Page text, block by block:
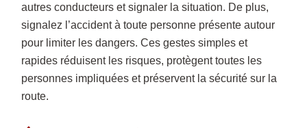
autres conducteurs et signaler la situation. De plus,
signalez l’accident à toute personne présente autour
pour limiter les dangers. Ces gestes simples et
rapides réduisent les risques, protègent toutes les
personnes impliquées et préservent la sécurité sur la
route.